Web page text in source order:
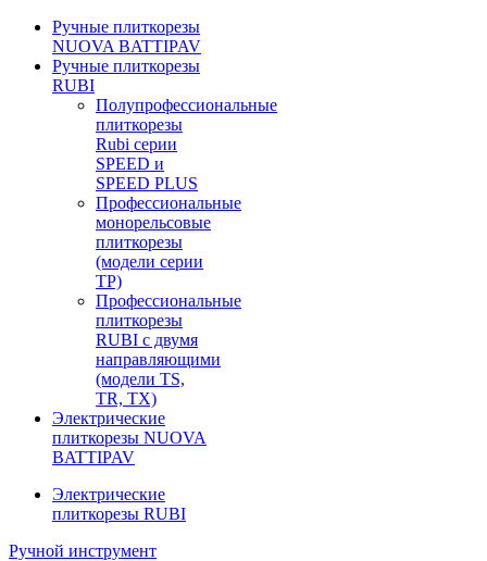
Ручные плиткорезы
NUOVA BATTIPAV
Ручные плиткорезы
RUBI
Полупрофессиональные
плиткорезы
Rubi серии
SPEED и
SPEED PLUS
Профессиональные
монорельсовые
плиткорезы
(модели серии
TP)
Профессиональные
плиткорезы
RUBI с двумя
направляющими
(модели TS,
TR, TX)
Электрические
плиткорезы NUOVA
BATTIPAV
Электрические
плиткорезы RUBI
Ручной инструмент